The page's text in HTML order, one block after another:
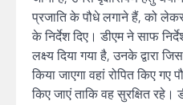
प्रजाति के पौधे लगाने हैं, को
के निर्देश दिए। डीएम ने साफ
लक्ष्य दिया गया है, उनके द्वारा
किया जाएगा वहां रोपित किए
किए जाएं ताकि वह सुरक्षित